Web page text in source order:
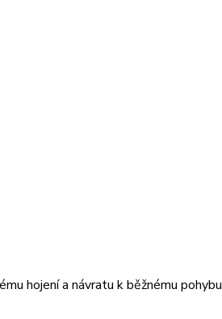
hojení a návratu k běžnému